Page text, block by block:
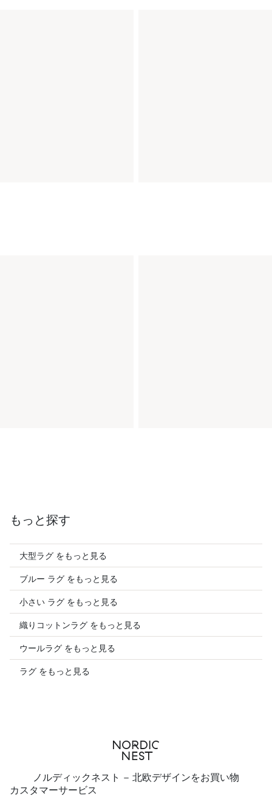
もっと探す
大型ラグ をもっと見る
ブルー ラグ をもっと見る
小さい ラグ をもっと見る
織りコットンラグ をもっと見る
ウールラグ をもっと見る
ラグ をもっと見る
ノルディックネスト - 北欧デザインをお買い物
カスタマーサービス